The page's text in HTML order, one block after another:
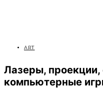
ART
Лазеры, проекции,
компьютерные